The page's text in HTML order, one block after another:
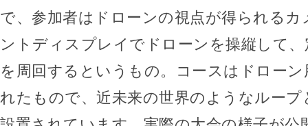
で、参加者はドローンの視点が得られる
ントディスプレイでドローンを操縦して
を周回するというもの。コースはドロー
れたもので、近未来の世界のようなルー